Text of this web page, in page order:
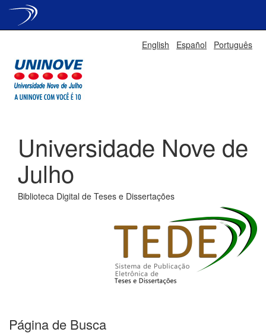
English Español Português
Universidade Nove de
Julho
Biblioteca Digital de Teses e Dissertações
Página de Busca